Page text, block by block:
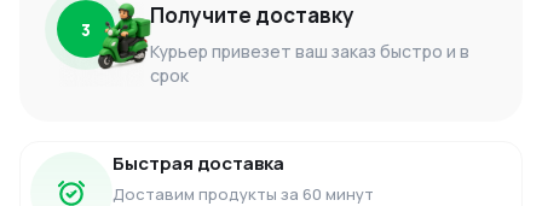
3 Получите доставку
Курьер привезет ваш заказ быстро и в
срок
Быстрая доставка
Доставим продукты за 60 минут